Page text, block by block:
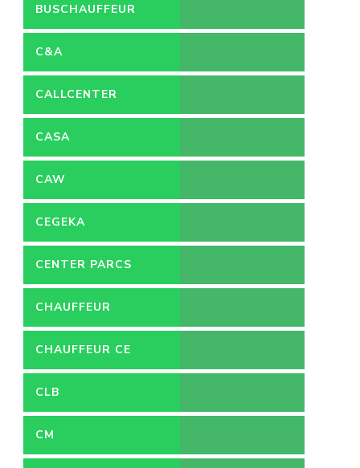
BUSCHAUFFEUR
C&A
CALLCENTER
VACATURES
CASA
CAW
CEGEKA
CENTER PARCS
CHAUFFEUR
CHAUFFEUR CE
CLB
CM